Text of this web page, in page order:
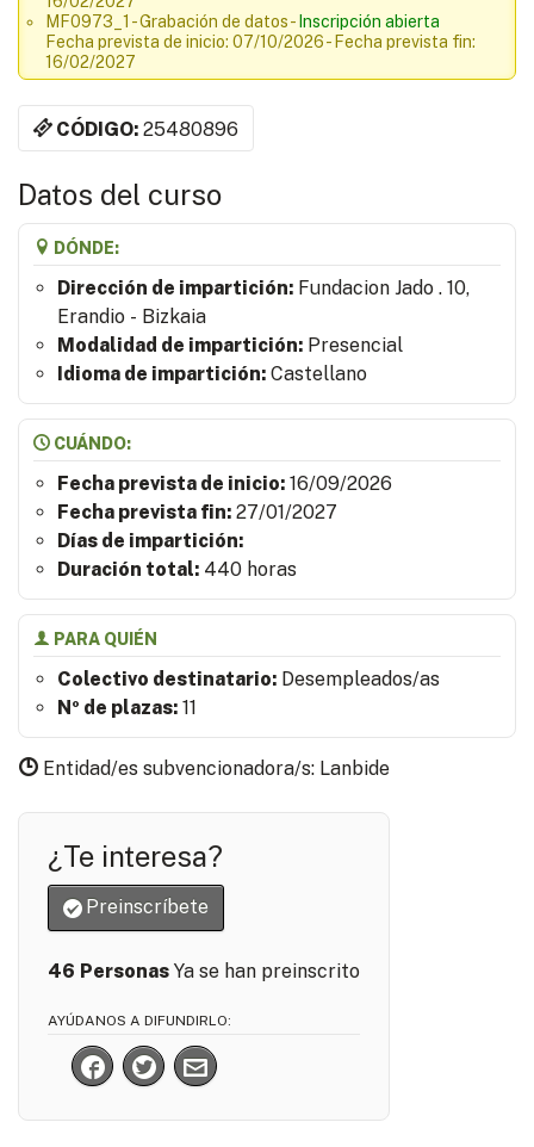
MF0973_1 - Grabación de datos - Inscripción abierta
Fecha prevista de inicio: 07/10/2026 - Fecha prevista fin:
16/02/2027
CÓDIGO:25480896
Datos del curso
DÓNDE:
Dirección de impartición: Fundacion Jado . 10,
Erandio - Bizkaia
Modalidad de impartición: Presencial
Idioma de impartición: Castellano
CUÁNDO:
Fecha prevista de inicio: 16/09/2026
Fecha prevista fin: 27/01/2027
Días de impartición:
Duración total: 440 horas
PARA QUIÉN
Colectivo destinatario: Desempleados/as
Nº de plazas: 11
Entidad/es subvencionadora/s: Lanbide
¿Te interesa?
Preinscríbete
46 Personas Ya se han preinscrito
AYÚDANOS A DIFUNDIRLO: